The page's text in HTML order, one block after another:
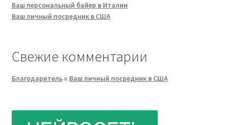
Ваш персональный байер в Италии
Ваш личный посредник в США
Свежие комментарии
Благодарительк Ваш личный посредник в США